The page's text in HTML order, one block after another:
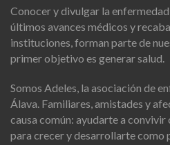
Conocer y divulgar la
últimos avances médicos y
instituciones, forman parte de
primer objetivo es generar salud.
Somos Adeles, la asociación de
Álava. Familiares, amistades y
causa común: ayudarte a
para crecer y desarrollarte como